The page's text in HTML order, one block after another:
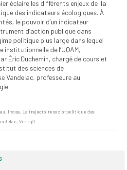
notre valorisation
Signature – Courriel
(FNEEQ)
Vignettes
Publications
Communiqués
éclaire les différents enjeux de la
des indicateurs écologiques. À
le pouvoir d’un indicateur
d’action publique dans
politique plus large dans lequel
institutionnelle de l’UQAM,
Éric Duchemin, chargé de cours et
des sciences de
Vandelac, professeure au
, Irstea, La trajectoire socio-politique des
, VertigO